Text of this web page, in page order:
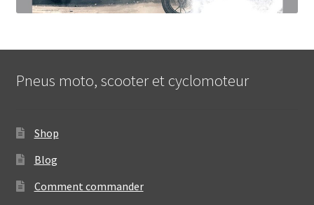
Pneus moto, scooter et cyclomoteur
Shop
Blog
Comment commander